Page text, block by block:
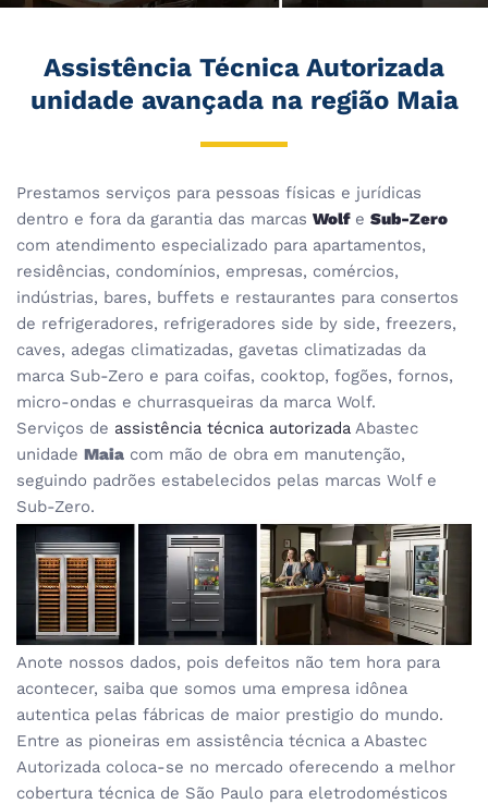
Assistência Técnica Autorizada
unidade avançada na região Maia
Prestamos serviços para pessoas físicas e jurídicas
dentro e fora da garantia das marcas Wolfe Sub-Zero
com atendimento especializado para apartamentos,
residências, condomínios, empresas, comércios,
indústrias, bares, buffets e restaurantes para consertos
de refrigeradores, refrigeradores side by side, freezers,
caves, adegas climatizadas, gavetas climatizadas da
marca Sub-Zero e para coifas, cooktop, fogões, fornos,
micro-ondas e churrasqueiras da marca Wolf.
Serviços de assistência técnica autorizada Abastec
unidade Maia com mão de obra em manutenção,
seguindo padrões estabelecidos pelas marcas Wolf e
Sub-Zero.
Anote nossos dados, pois defeitos não tem hora para
acontecer, saiba que somos uma empresa idônea
autentica pelas fábricas de maior prestigio do mundo.
Entre as pioneiras em assistência técnica a Abastec
Autorizada coloca-se no mercado oferecendo a melhor
cobertura técnica de São Paulo para eletrodomésticos